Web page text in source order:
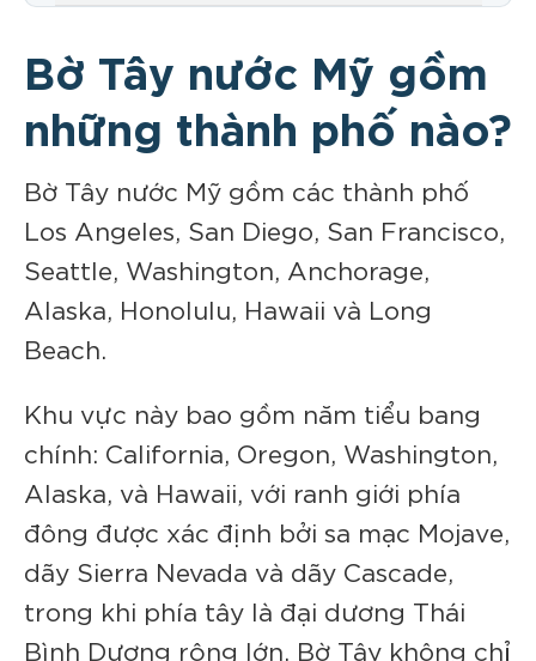
Bờ Tây nước Mỹ gồm
những thành phố nào?
Bờ Tây nước Mỹ gồm các thành phố
Los Angeles, San Diego, San Francisco,
Seattle, Washington, Anchorage,
Alaska, Honolulu, Hawaii và Long
Beach.
Khu vực này bao gồm năm tiểu bang
chính: California, Oregon, Washington,
Alaska, và Hawaii, với ranh giới phía
đông được xác định bởi sa mạc Mojave,
dãy Sierra Nevada và dãy Cascade,
trong khi phía tây là đại dương Thái
Bình Dương rộng lớn. Bờ Tây không chỉ